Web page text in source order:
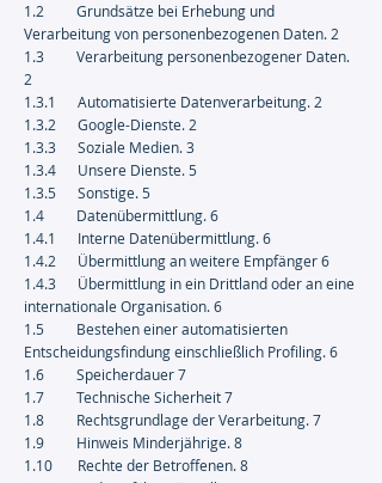
1.2 Grundsätze bei Erhebung und
Verarbeitung von personenbezogenen Daten. 2
1.3 Verarbeitung personenbezogener Daten.
2
1.3.1 Automatisierte Datenverarbeitung. 2
1.3.2 Google-Dienste. 2
1.3.3 Soziale Medien. 3
1.3.4 Unsere Dienste. 5
1.3.5 Sonstige. 5
1.4 Datenübermittlung. 6
1.4.1 Interne Datenübermittlung. 6
1.4.2 Übermittlung an weitere Empfänger 6
1.4.3 Übermittlung in ein Drittland oder an eine
internationale Organisation. 6
1.5 Bestehen einer automatisierten
Entscheidungsfindung einschließlich Profiling. 6
1.6 Speicherdauer 7
1.7 Technische Sicherheit 7
1.8 Rechtsgrundlage der Verarbeitung. 7
1.9 Hinweis Minderjährige. 8
1.10 Rechte der Betroffenen. 8